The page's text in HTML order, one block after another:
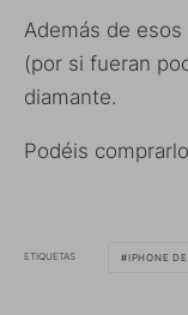
Además de
(por si fueran
diamante.
Podéis
ETIQUETAS IPHONE